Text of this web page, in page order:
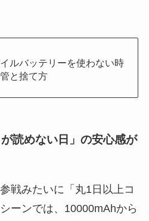
ルバッテリーを使わない時
と捨て方
読めない日」の安心感が
戦みたいに「丸1日以上コ
ーンでは、10000mAhから